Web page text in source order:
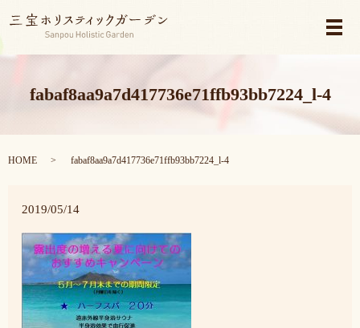
メ
fabaf8aa9a7d417736e71ffb93bb7224_l-4
HOME fabaf8aa9a7d417736e71ffb93bb7224_l-4
2019/05/14